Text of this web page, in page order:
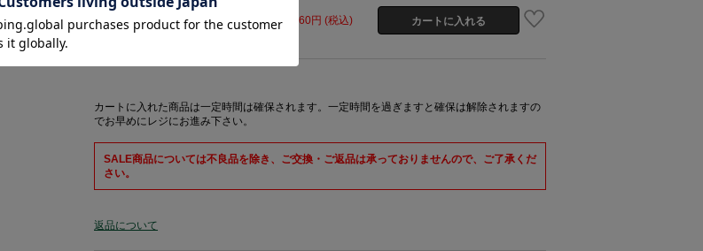
43
在庫あり (残り2 点) 8,360円 (税込)
カートに入れた商品は一定時間は確保されます。一定時間を過ぎますと確保は解除されますの
でお早めにレジにお進み下さい。
SALE商品については不良品を除き、ご交換・ご返品は承っておりませんので、ご了承くだ
さい。
返品について